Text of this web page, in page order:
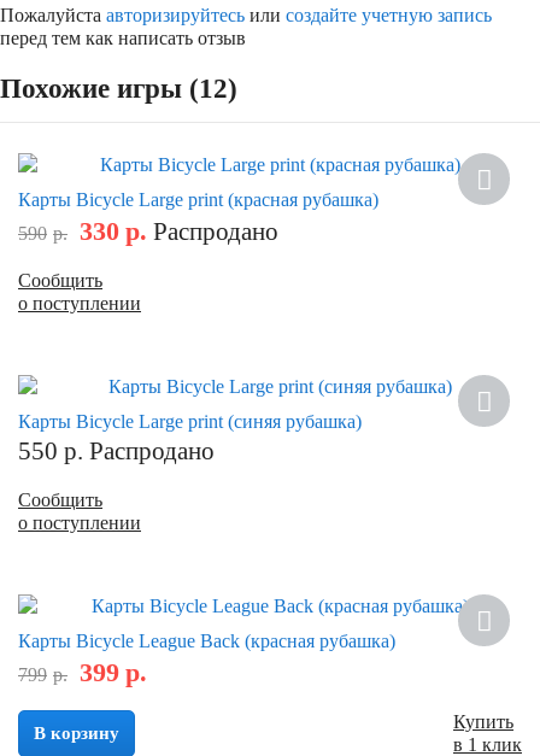
Пожалуйста авторизируйтесь или создайте учетную запись
перед тем как написать отзыв
Похожие игры (12)
Карты Bicycle Large print (красная рубашка)
590 р. 330 р. Распродано
Сообщить
о поступлении
Карты Bicycle Large print (синяя рубашка)
550 р. Распродано
Сообщить
о поступлении
Карты Bicycle League Back (красная рубашка)
799 р. 399 р.
В корзину
Купить
в 1 клик